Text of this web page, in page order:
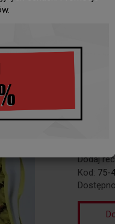
Fartuch
które
kuchni.
dla
na
Dodaj
Kod: 75-